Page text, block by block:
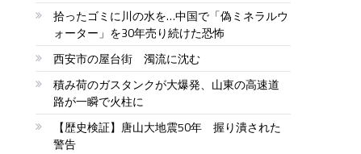
拾ったゴミに川の水を…中国で「偽ミネラルウ
ォーター」を30年売り続けた恐怖
西安市の屋台街 濁流に沈む
積み荷のガスタンクが大爆発、山東の高速道
路が一瞬で火柱に
【歴史検証】唐山大地震50年 握り潰された
警告